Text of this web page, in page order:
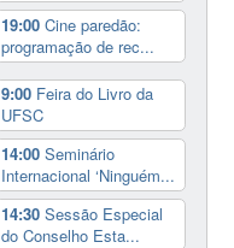
19:00Cine paredão:
programação de rec...
9:00 Feira do Livro da
UFSC
14:00Seminário
Internacional ‘Ninguém...
14:30Sessão Especial
do Conselho Esta...